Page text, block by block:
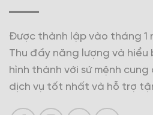
Được thành lập vào tháng 1
Thu đầy năng lượng và hiểu
hình thành với sứ mệnh
dịch vụ tốt nhất và hỗ trợ